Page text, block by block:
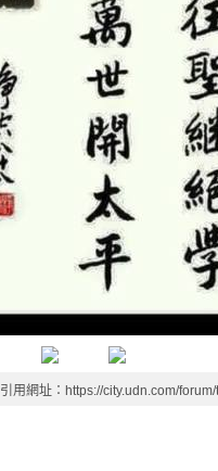
引用網址：https://city.udn.com/